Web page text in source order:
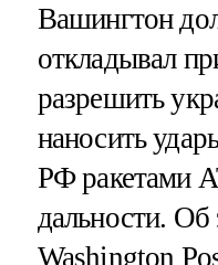
Вашингтон
откладывал
разрешить
наносить
РФ ракетами
дальности.
Washington